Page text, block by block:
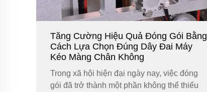
Tăng Cường Hiệu Quả Đóng Gói Bằng
Cách Lựa Chọn Đúng Dây Đai Máy
Kéo Màng Chân Không
Trong xã hội hiện đại ngày nay, việc đóng
gói đã trở thành một phần không thể thiếu